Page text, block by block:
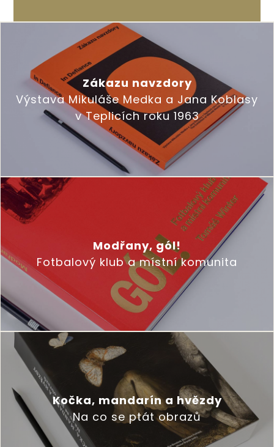
Zákazu navzdory
Výstava Mikuláše Medka a Jana Koblasy
v Teplicích roku 1963
Modřany, gól!
Fotbalový klub a místní komunita
Kočka, mandarín a hvězdy
Na co se ptát obrazů